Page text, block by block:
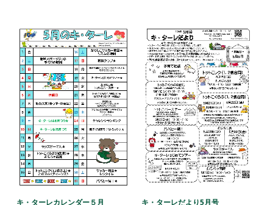
キ・ターレカレンダー５月 キ・ターレだより5月号